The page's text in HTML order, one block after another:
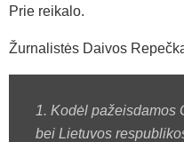
Prie reikalo.
Žurnalistės Daivos
1. Kodėl pažeisdamos
bei Lietuvos